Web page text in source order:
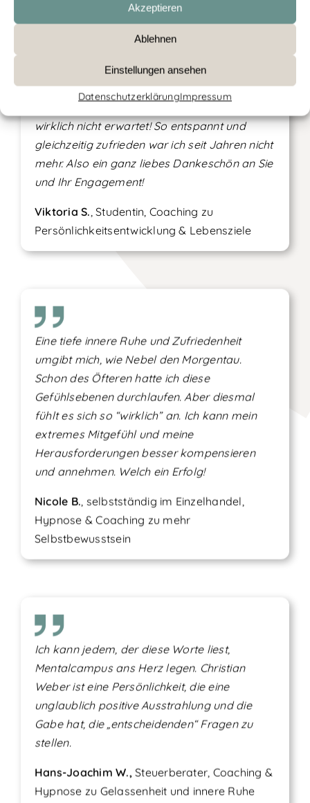
Akzeptieren
Ablehnen
Einstellungen ansehen
DatenschutzerklärungImpressum
Ich finde Ihre Arbeit großartig! Nach jedem
Termin habe ich gemerkt, wie es mir besser
wirklich nicht erwartet! So entspannt und
gleichzeitig zufrieden war ich seit Jahren nicht
mehr. Also ein ganz liebes Dankeschön an Sie
und Ihr Engagement!
Viktoria S., Studentin, Coaching zu
Persönlichkeitsentwicklung & Lebensziele
Eine tiefe innere Ruhe und Zufriedenheit
umgibt mich, wie Nebel den Morgentau.
Schon des Öfteren hatte ich diese
Gefühlsebenen durchlaufen. Aber diesmal
fühlt es sich so “wirklich” an. Ich kann mein
extremes Mitgefühl und meine
Herausforderungen besser kompensieren
und annehmen. Welch ein Erfolg!
Nicole B., selbstständig im Einzelhandel,
Hypnose & Coaching zu mehr
Selbstbewusstsein
Ich kann jedem, der diese Worte liest,
Mentalcampus ans Herz legen. Christian
Weber ist eine Persönlichkeit, die eine
unglaublich positive Ausstrahlung und die
Gabe hat, die „entscheidenden“ Fragen zu
stellen.
Hans-Joachim W., Steuerberater, Coaching &
Hypnose zu Gelassenheit und innere Ruhe